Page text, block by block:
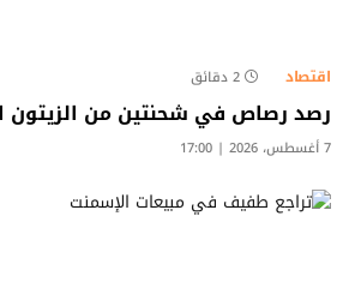
اقتصاد 2 دقائق
رصد رصاص في شحنتين من الزيتون
7 أغسطس، 2026 | 17:00